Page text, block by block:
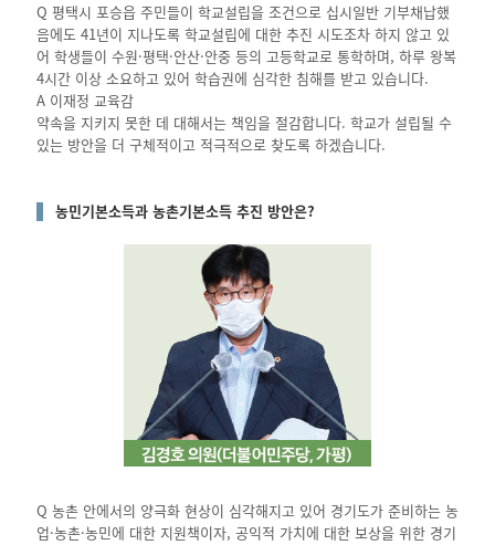
Q 평택시 포승읍 주민들이 학교설립을 조건으로 십시일반 기부채납했
음에도 41년이 지나도록 학교설립에 대한 추진 시도조차 하지 않고 있
어 학생들이 수원·평택·안산·안중 등의 고등학교로 통학하며, 하루 왕복
4시간 이상 소요하고 있어 학습권에 심각한 침해를 받고 있습니다.
A 이재정 교육감
약속을 지키지 못한 데 대해서는 책임을 절감합니다. 학교가 설립될 수
있는 방안을 더 구체적이고 적극적으로 찾도록 하겠습니다.
농민기본소득과 농촌기본소득 추진 방안은?
Q 농촌 안에서의 양극화 현상이 심각해지고 있어 경기도가 준비하는 농
업·농촌·농민에 대한 지원책이자, 공익적 가치에 대한 보상을 위한 경기